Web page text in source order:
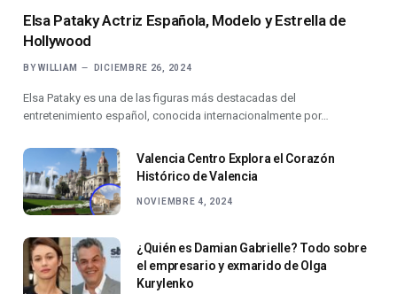
Elsa Pataky Actriz Española, Modelo y Estrella de
Hollywood
BY WILLIAM DICIEMBRE 26, 2024
Elsa Pataky es una de las figuras más destacadas del
entretenimiento español, conocida internacionalmente por…
Valencia Centro Explora el Corazón
Histórico de Valencia
NOVIEMBRE 4, 2024
¿Quién es Damian Gabrielle? Todo sobre
el empresario y exmarido de Olga
Kurylenko